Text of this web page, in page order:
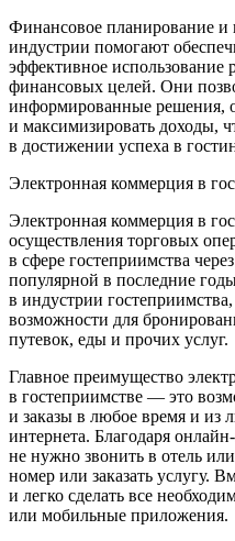
Финансовое планирование и
индустрии помогают
эффективное использование
финансовых целей. Они
информированные решения,
и максимизировать доходы,
в достижении успеха в
Электронная коммерция в
Электронная коммерция в
осуществления торговых
в сфере гостеприимства
популярной в последние
в индустрии
возможности для
путевок, еды и прочих услуг.
Главное преимущество
в гостеприимстве — это
и заказы в любое время и из
интернета. Благодаря
не нужно звонить в отель
номер или заказать услугу.
и легко сделать все
или мобильные приложения.